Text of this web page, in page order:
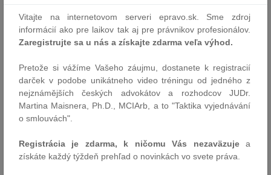
Stanovením takejto požiadavky štátnej príslušnosti Česká
republika a Poľsko nezabezpečujú rovnosť zaobchádzania so
svojimi štátnymi príslušníkmi, pokiaľ ide o účinný výkon práva byť
Autor: TS CURIA
21.2.2025
Verejné obstarávanie: Oznámenie o
výsledku sa musí venovať ponúkanému
plneniu
Vitajte na internetovom serveri epravo.sk. Sme zdroj
informácií ako pre laikov tak aj pre právnikov profesionálov.
Zaregistrujte sa u nás a získajte zdarma veľa výhod.
Pretože si vážíme Vašeho záujmu, dostanete k registracií
darček v podobe unikátneho video tréningu od jedného z
nejznámějších českých advokátov a rozhodcov JUDr.
Martina Maisnera, Ph.D., MCIArb, a to "Taktika vyjednávání
o smlouvách".
Registrácia je zdarma, k ničomu Vás nezaväzujea
získáte každý týždeň prehľad o novinkách vo svete práva.